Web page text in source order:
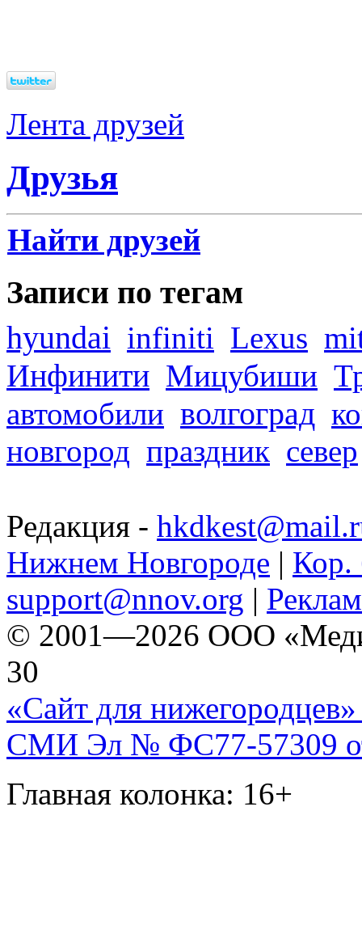
Лента друзей
Друзья
Найти друзей
Записи по тегам
hyundai infiniti Lexus
Инфинити Мицубиши
автомобили волгоград
новгород праздник север
Редакция -
Нижнем Новгороде | Кор.
support@nnov.org |
© 2001—2026 ООО
30
«Сайт для нижегородцев»
СМИ Эл № ФС77-57309
Главная колонка: 16+